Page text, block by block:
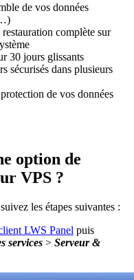
de vos données
complète sur
30 jours glissants
sécurisés dans plusieurs
de vos données
option de
VPS ?
les étapes suivantes :
LWS Panel puis
services > Serveur &